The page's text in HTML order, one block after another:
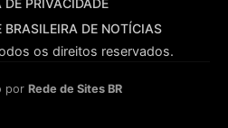
BRASILEIRA DE NOTÍCIAS
os direitos reservados.
por Rede de Sites BR